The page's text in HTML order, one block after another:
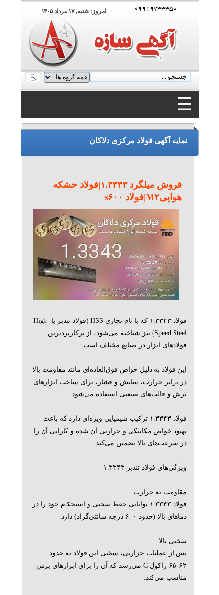
امروز: شنبه, ۱۷ مرداد ۱۴۰۵
☰
۰۹۹۱۹۷۳۳۳۵۰
۰۹۹۱۹۷۳۳۳۵۰
نمایه آگهی فولاد مرکزی دلاکان
فروش میلگرد ۱.۳۳۴۳|فولاد خشکه
هواییM۲|فولاد s۶۰۰
فولاد ۱.۳۳۴۳ که با نام تجاری HSS (فولاد تندبر یا High-
Speed Steel) نیز شناخته می‌شود، از پرکاربردترین
فولادهای ابزار در صنایع مختلف است.
این فولاد به دلیل خواص فوق‌العاده‌ای مانند مقاومت بالا
در برابر حرارت، سایش و فشار، برای ساخت ابزارهای
برش و قالب‌های صنعتی استفاده می‌شود.
فولاد ۱.۳۳۴۳ ترکیب شیمیایی ویژه‌ای دارد که باعث
بهبود خواص مکانیکی و حرارتی آن شده و کارایی آن را
در سرعت‌های بالا تضمین می‌کند.
ویژگی‌های فولاد تندبر ۱.۳۳۴۳
مقاومت به حرارت:
فولاد ۱.۳۳۴۳ توانایی حفظ سختی و استحکام خود را در
دماهای بالا (حدود ۶۰۰ درجه سانتی‌گراد) دارد.
سختی بالا:
پس از عملیات حرارتی، سختی این فولاد به حدود
۶۲-۶۵ راکول C می‌رسد که آن را برای ابزارهای برش
مناسب می‌کند.